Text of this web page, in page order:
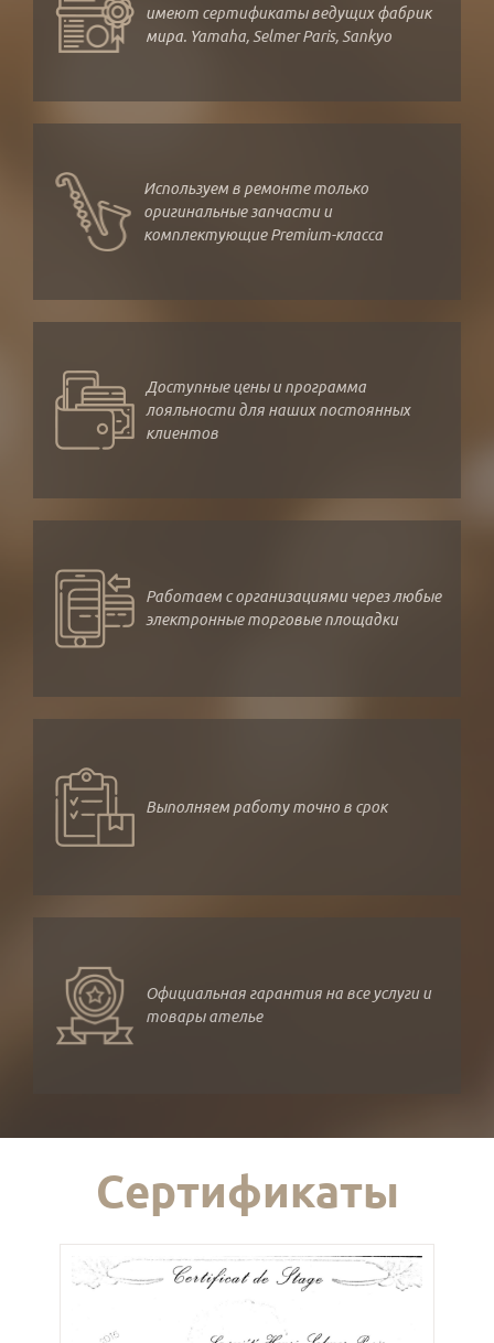
имеют сертификаты ведущих фабрик
мира. Yamaha, Selmer Paris, Sankyo
Используем в ремонте только
оригинальные запчасти и
комплектующие Premium-класса
Доступные цены и программа
лояльности для наших постоянных
клиентов
Работаем с организациями через любые
электронные торговые площадки
Выполняем работу точно в срок
Официальная гарантия на все услуги и
товары ателье
Сертификаты